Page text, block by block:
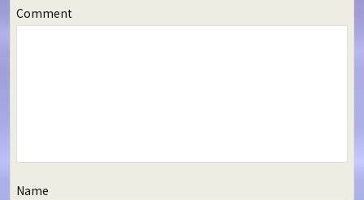
Comment
Name